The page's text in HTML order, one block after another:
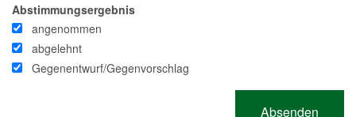
Abstimmungsergebnis
angenommen
abgelehnt
Gegenentwurf/Gegenvorschlag